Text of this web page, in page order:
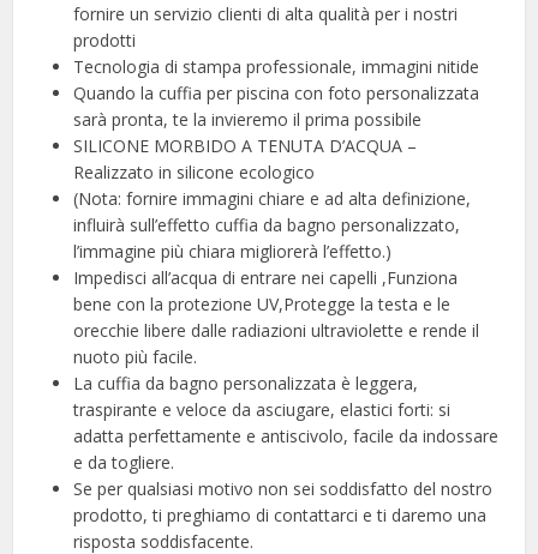
fornire un servizio clienti di alta qualità per i nostri
prodotti
Tecnologia di stampa professionale, immagini nitide
Quando la cuffia per piscina con foto personalizzata
sarà pronta, te la invieremo il prima possibile
SILICONE MORBIDO A TENUTA D’ACQUA –
Realizzato in silicone ecologico
(Nota: fornire immagini chiare e ad alta definizione,
influirà sull’effetto cuffia da bagno personalizzato,
l’immagine più chiara migliorerà l’effetto.)
Impedisci all’acqua di entrare nei capelli ,Funziona
bene con la protezione UV,Protegge la testa e le
orecchie libere dalle radiazioni ultraviolette e rende il
nuoto più facile.
La cuffia da bagno personalizzata è leggera,
traspirante e veloce da asciugare, elastici forti: si
adatta perfettamente e antiscivolo, facile da indossare
e da togliere.
Se per qualsiasi motivo non sei soddisfatto del nostro
prodotto, ti preghiamo di contattarci e ti daremo una
risposta soddisfacente.